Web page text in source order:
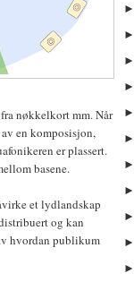
nøkkelkort mm. Når
en komposisjon,
er plassert.
basene.
et lydlandskap
og kan
hvordan publikum